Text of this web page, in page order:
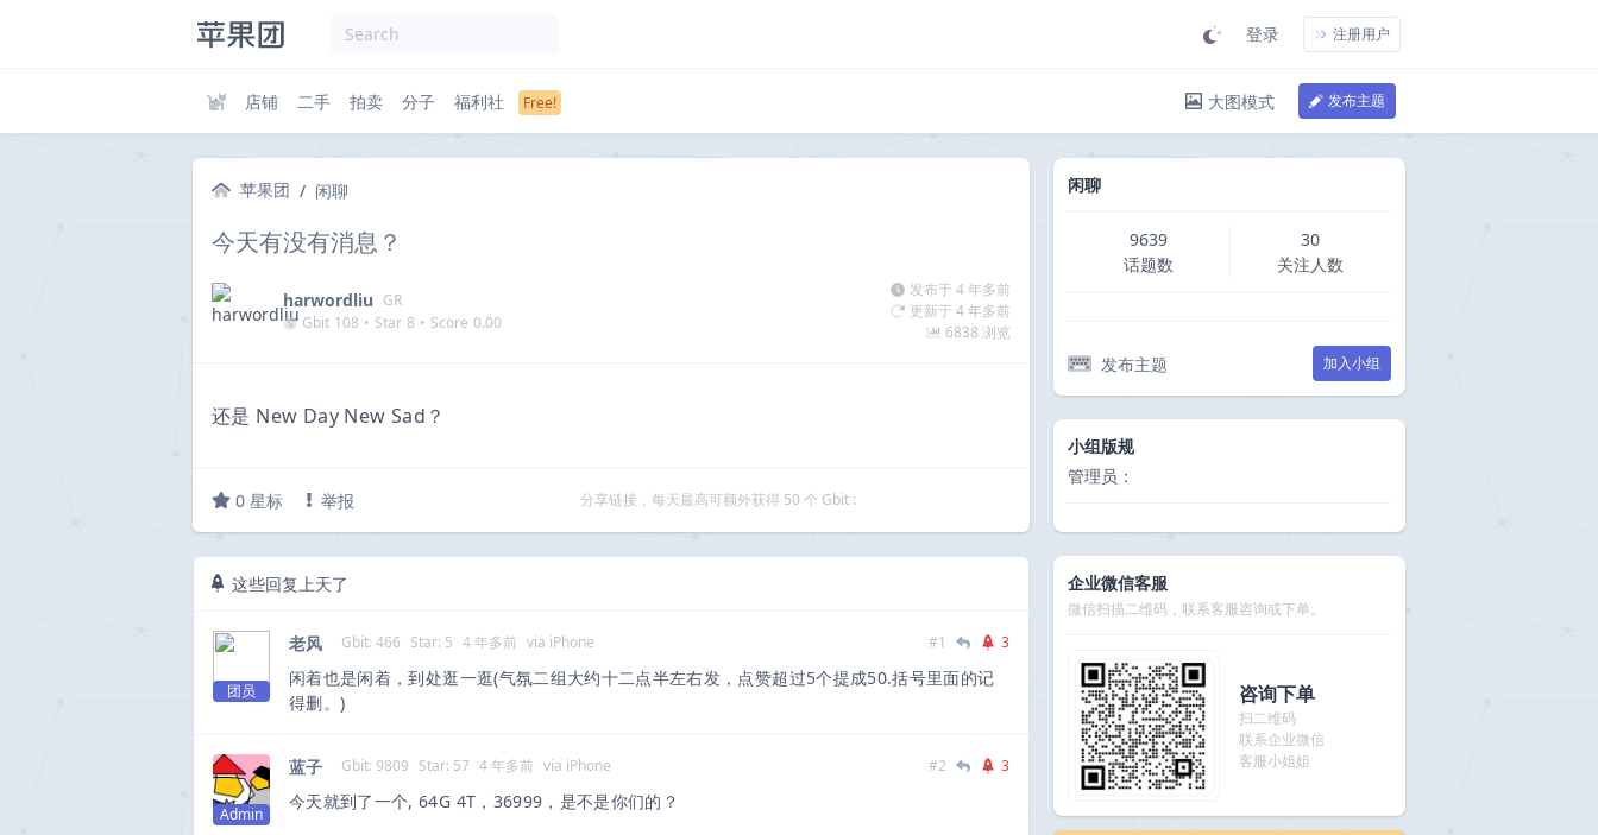
登录 注册用户
店铺 二手 拍卖 分子 福利社 大图模式 发布主题
苹果团 / 闲聊
今天有没有消息？
harwordliu GR
Gbit 108 • Star 8 • Score 0.00
发布于 4 年多前
更新于 4 年多前
6838 浏览
还是 New Day New Sad？
0 星标 举报 分享链接，每天最高可额外获得 50 个 Gbit :
这些回复上天了
团员
老风 Gbit: 466 Star: 5 4 年多前 via iPhone #1 3
闲着也是闲着，到处逛一逛(气氛二组大约十二点半左右发，点赞超过5个提成50.括号里面的记
得删。)
Admin
蓝子 Gbit: 9809 Star: 57 4 年多前 via iPhone #2 3
今天就到了一个, 64G 4T，36999，是不是你们的？
闲聊
9639
话题数
30
关注人数
发布主题 加入小组
小组版规
管理员：
企业微信客服
微信扫描二维码，联系客服咨询或下单。
咨询下单
扫二维码
联系企业微信
客服小姐姐